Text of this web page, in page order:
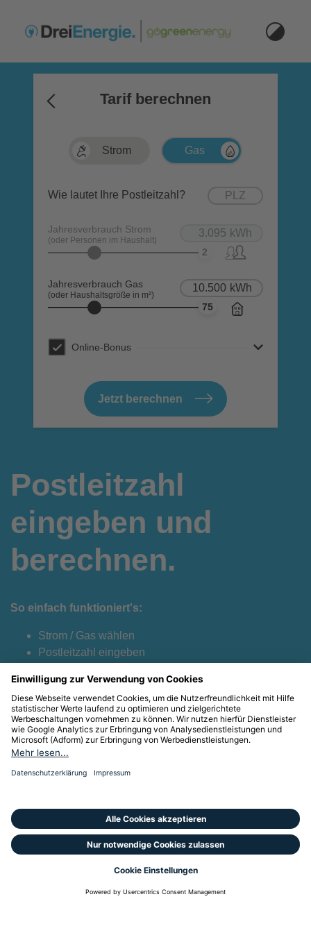
Tarif berechnen
Strom / Gas wählen
Jahresverbrauch anpassen
Wie lautet Ihre Postleitzahl?
Jahresverbrauch Strom
(oder Personen im Haushalt)
(oder Personen im Haushalt)
2
Jahresverbrauch Gas
(oder Haushaltsgröße in m²)
(oder Haushaltsgröße in m²)
75
Online-Bonus
Jetzt berechnen
Postleitzahl
eingeben und
berechnen.
So einfach funktioniert's:
Strom / Gas wählen
Postleitzahl eingeben
Gewünschte Optionen anklicken und vergleichen
© Drei Energie
Impressum